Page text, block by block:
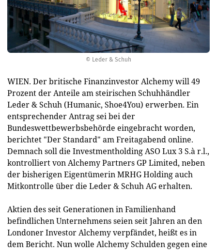
© Leder & Schuh
WIEN. Der britische Finanzinvestor Alchemy will 49
Prozent der Anteile am steirischen Schuhhändler
Leder & Schuh (Humanic, Shoe4You) erwerben. Ein
entsprechender Antrag sei bei der
Bundeswettbewerbsbehörde eingebracht worden,
berichtet "Der Standard" am Freitagabend online.
Demnach soll die Investmentholding ASO Lux 3 S.à r.l.,
kontrolliert von Alchemy Partners GP Limited, neben
der bisherigen Eigentümerin MRHG Holding auch
Mitkontrolle über die Leder & Schuh AG erhalten.
Aktien des seit Generationen in Familienhand
befindlichen Unternehmens seien seit Jahren an den
Londoner Investor Alchemy verpfändet, heißt es in
dem Bericht. Nun wolle Alchemy Schulden gegen eine